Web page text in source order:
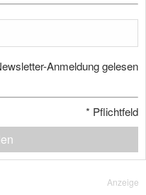
Anmeldung gelesen
* Pflichtfeld
Anzeige